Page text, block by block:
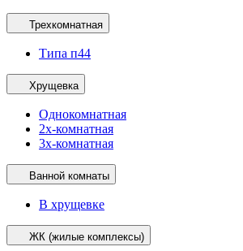
Трехкомнатная
Типа п44
Хрущевка
Однокомнатная
2х-комнатная
3х-комнатная
Ванной комнаты
В хрущевке
ЖК (жилые комплексы)